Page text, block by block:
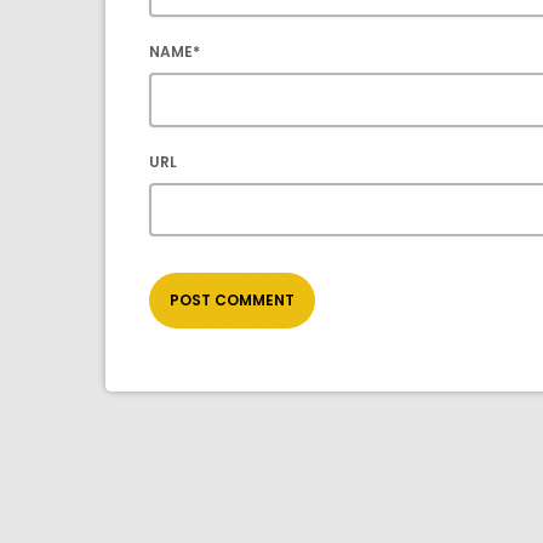
NAME*
URL